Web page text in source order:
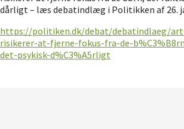
dårligt – læs debatindlæg i Politikken af 26.
https://politiken.dk/debat/debatindlaeg/
risikerer-at-fjerne-fokus-fra-de-
det-psykisk-d%C3%A5rligt